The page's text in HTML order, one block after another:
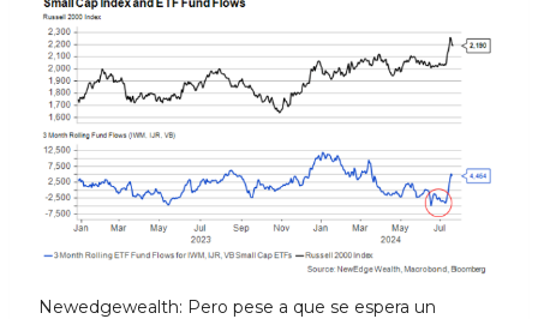
Newedgewealth: Pero pese a que se espera un